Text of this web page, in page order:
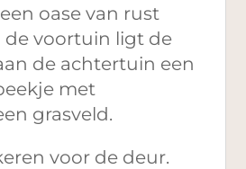
oase van rust
de voortuin ligt de
de achtertuin een
met
grasveld.
voor de deur.